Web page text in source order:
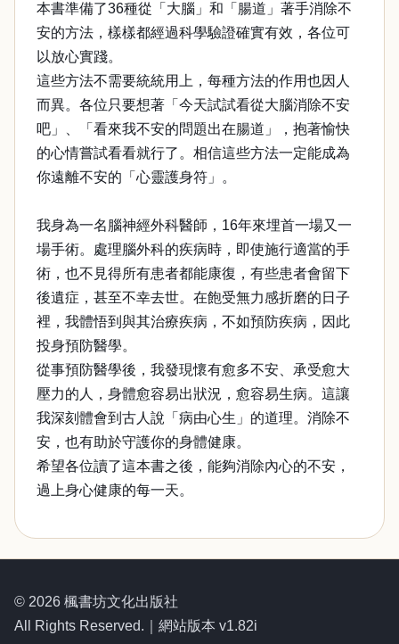
本書準備了36種從「大腦」和「腸道」著手消除不
安的方法，樣樣都經過科學驗證確實有效，各位可
以放心實踐。
這些方法不需要統統用上，每種方法的作用也因人
而異。各位只要想著「今天試試看從大腦消除不安
吧」、「看來我不安的問題出在腸道」，抱著愉快
的心情嘗試看看就行了。相信這些方法一定能成為
你遠離不安的「心靈護身符」。
我身為一名腦神經外科醫師，16年來埋首一場又一
場手術。處理腦外科的疾病時，即使施行適當的手
術，也不見得所有患者都能康復，有些患者會留下
後遺症，甚至不幸去世。在飽受無力感折磨的日子
裡，我體悟到與其治療疾病，不如預防疾病，因此
投身預防醫學。
從事預防醫學後，我發現懷有愈多不安、承受愈大
壓力的人，身體愈容易出狀況，愈容易生病。這讓
我深刻體會到古人說「病由心生」的道理。消除不
安，也有助於守護你的身體健康。
希望各位讀了這本書之後，能夠消除內心的不安，
過上身心健康的每一天。
© 2026 楓書坊文化出版社
All Rights Reserved.｜網站版本 v1.82i